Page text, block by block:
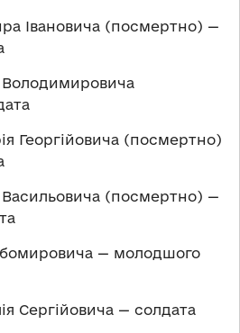
Івановича (посмертно) —
Георгійовича (посмертно)
(посмертно) —
— молодшого
Сергійовича — солдата